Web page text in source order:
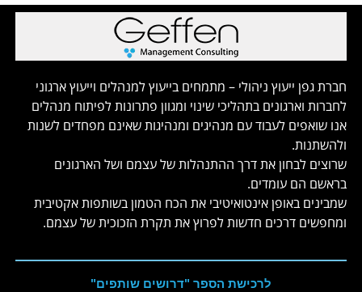
חברת גפן ייעוץ ניהולי – מתמחים בייעוץ למנהלים וייעוץ ארגוני
לחברות וארגונים בתהליכי שינוי ומגוון פתרונות לפיתוח מנהלים
אנו שואפים לעבוד עם מנהיגים ומנהיגות שאינם מפחדים לשנות
ולהשתנות.
שרוצים לבחון את דרך ההתנהלות של עצמם ושל הארגונים
בראשם הם עומדים.
שמבינים באופן אינטואיטיבי את הכח הטמון בשותפות אקטיבית
ומחפשים דרכים חדשות לפרוץ את תקרת הזכוכית של עצמם.
לרכישת הספר "דרושים שותפים"